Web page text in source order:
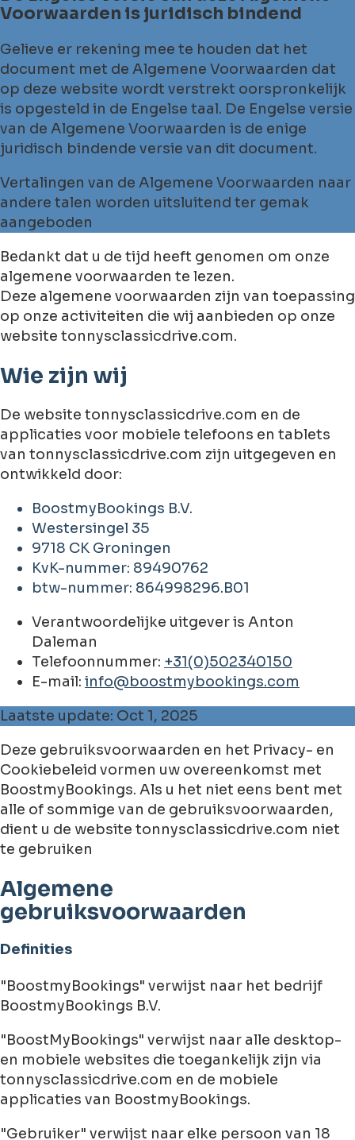
Voorwaarden is juridisch bindend
Gelieve er rekening mee te houden dat het
document met de Algemene Voorwaarden dat
op deze website wordt verstrekt oorspronkelijk
is opgesteld in de Engelse taal. De Engelse versie
van de Algemene Voorwaarden is de enige
juridisch bindende versie van dit document.
Vertalingen van de Algemene Voorwaarden naar
andere talen worden uitsluitend ter gemak
aangeboden
Bedankt dat u de tijd heeft genomen om onze
algemene voorwaarden te lezen.
Deze algemene voorwaarden zijn van toepassing
op onze activiteiten die wij aanbieden op onze
website tonnysclassicdrive.com.
Wie zijn wij
De website tonnysclassicdrive.com en de
applicaties voor mobiele telefoons en tablets
van tonnysclassicdrive.com zijn uitgegeven en
ontwikkeld door:
BoostmyBookings B.V.
Westersingel 35
9718 CK Groningen
KvK-nummer: 89490762
btw-nummer: 864998296.B01
Verantwoordelijke uitgever is Anton
Daleman
Telefoonnummer: +31(0)502340150
E-mail: info@boostmybookings.com
Laatste update: Oct 1, 2025
Deze gebruiksvoorwaarden en het Privacy- en
Cookiebeleid vormen uw overeenkomst met
BoostmyBookings. Als u het niet eens bent met
alle of sommige van de gebruiksvoorwaarden,
dient u de website tonnysclassicdrive.com niet
te gebruiken
Algemene
gebruiksvoorwaarden
Definities
"BoostmyBookings" verwijst naar het bedrijf
BoostmyBookings B.V.
"BoostMyBookings" verwijst naar alle desktop-
en mobiele websites die toegankelijk zijn via
tonnysclassicdrive.com en de mobiele
applicaties van BoostmyBookings.
"Gebruiker" verwijst naar elke persoon van 18